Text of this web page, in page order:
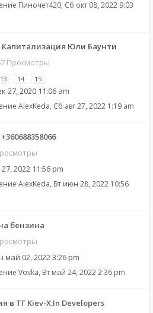
Пиночет420, Сб окт 08, 2022 9:03
Капитализация Юли Баунти
Просмотры
13 14 15
27, 2020 11:06 am
AlexKeda, Сб авг 27, 2022 1:19 am
2022 11:56 pm
AlexKeda, Вт июн 28, 2022 10:56
бензина
май 02, 2022 3:26 pm
Vovka, Вт май 24, 2022 2:36 pm
в ТГ Kiev-X.In Developers